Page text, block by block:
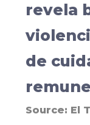
revela
de
Source: El